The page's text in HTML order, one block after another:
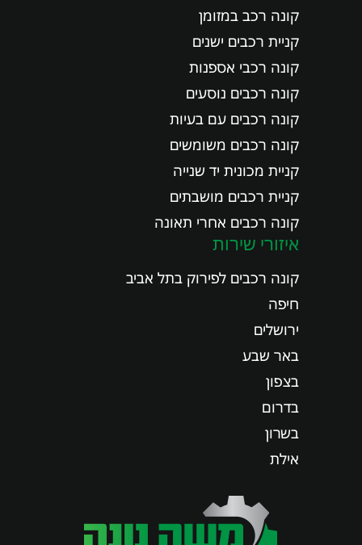
קונה רכב במזומן
קניית רכבים ישנים
קונה רכבי אספנות
קונה רכבים נוסעים
קונה רכבים עם בעיות
קונה רכבים משומשים
קניית מכונית יד שנייה
קניית רכבים מושבתים
קונה רכבים אחרי תאונה
איזורי שירות
קונה רכבים לפירוק בתל אביב
חיפה
ירושלים
באר שבע
בצפון
בדרום
בשרון
אילת